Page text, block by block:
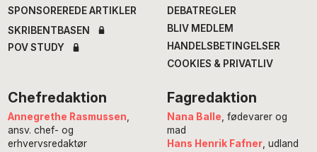
SPONSOREREDE ARTIKLER
SKRIBENTBASEN
POV STUDY
DEBATREGLER
BLIV MEDLEM
HANDELSBETINGELSER
COOKIES & PRIVATLIV
Chefredaktion
Annegrethe Rasmussen
ansv. chef- og
erhvervsredaktør
Fagredaktion
Nana Balle , fødevarer og
mad
Hans Henrik Fafner, udland